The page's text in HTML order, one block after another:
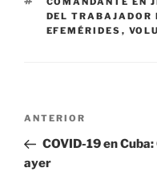
DEL TRABAJADOR
EFEMÉRIDES ,
Navegación
entradas
Entrada
anterior:
ANTERIOR
COVID-19 en
ayer